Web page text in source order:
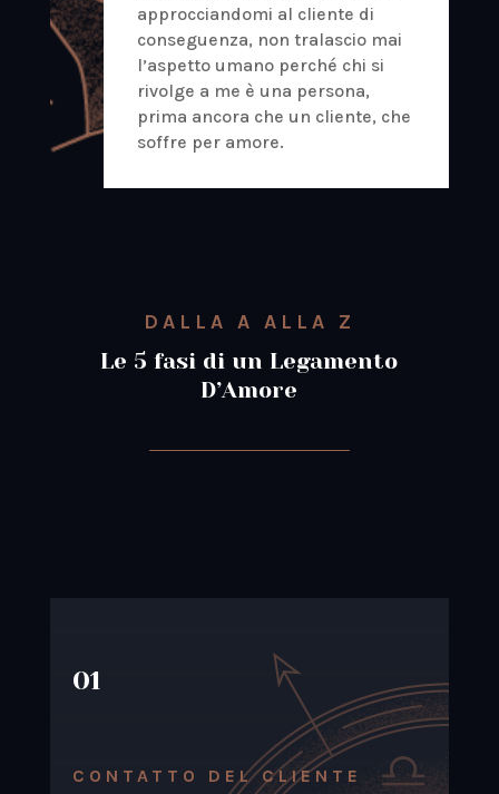
approcciandomi al cliente di
conseguenza, non tralascio mai
l’aspetto umano perché chi si
rivolge a me è una persona,
prima ancora che un cliente, che
soffre per amore.
DALLA A ALLA Z
Le 5 fasi di un Legamento
D’Amore
01
CONTATTO DEL CLIENTE